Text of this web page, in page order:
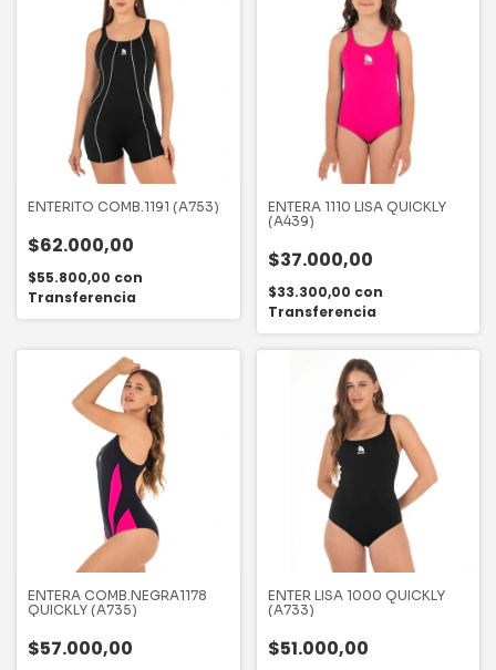
ENTERITO COMB.1191 (A753)
$62.000,00
$55.800,00 con
Transferencia
ENTERA 1110 LISA QUICKLY
(A439)
$37.000,00
$33.300,00 con
Transferencia
ENTERA COMB.NEGRA1178
QUICKLY (A735)
$57.000,00
ENTER LISA 1000 QUICKLY
(A733)
$51.000,00